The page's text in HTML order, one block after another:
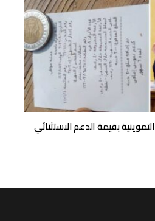
بقيمة الدعم الاستثنائي